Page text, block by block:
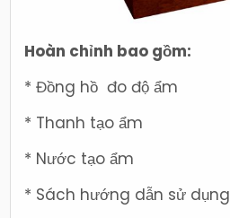
Hoàn chỉnh bao gồm:
* Đồng hồ đo độ ẩm
* Thanh tạo ẩm
* Nước tạo ẩm
* Sách hướng dẫn sử dụng